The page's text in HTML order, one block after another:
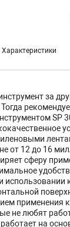
Характеристики
за
SР
от 12 до 16
сферу
применения
не любят
на